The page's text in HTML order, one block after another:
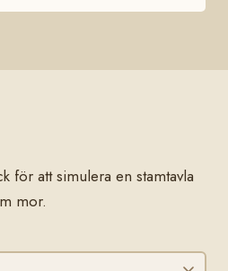
för att simulera en stamtavla
mor.